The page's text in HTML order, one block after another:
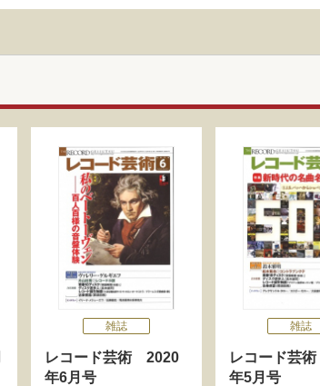
雑誌
レコード芸術 2020
年6月号
雑誌
レコード芸
年5月号